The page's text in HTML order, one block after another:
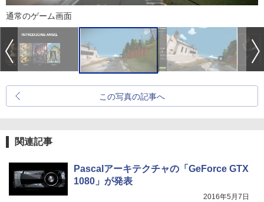
通常のゲーム画面
この写真の記事へ
関連記事
Pascalアーキテクチャの「GeForce GTX
1080」が発表
2016年5月7日